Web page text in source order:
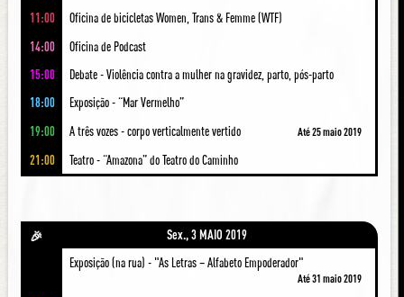
11:00
Oficina de bicicletas Women, Trans & Femme (WTF)
14:00
Oficina de Podcast
15:00
Debate - Violência contra a mulher na gravidez, parto, pós-parto
18:00
Exposição - “Mar Vermelho”
19:00
A três vozes - corpo verticalmente vertido Até 25 maio 2019
21:00 Teatro - “Amazona” do Teatro do Caminho
🎉
Sex., 3 MAIO 2019
Exposição (na rua) - "As Letras – Alfabeto Empoderador"
Até 31 maio 2019